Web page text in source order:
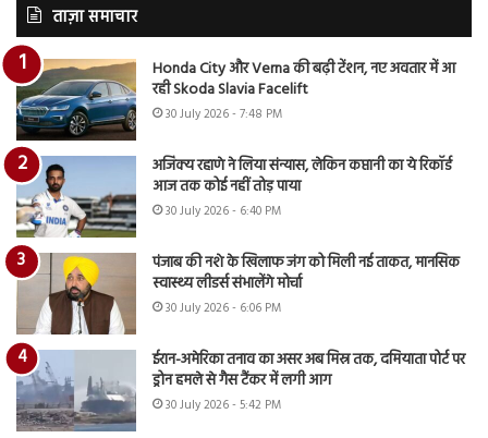
ताज़ा समाचार
Honda City और Verna की बढ़ी टेंशन, नए अवतार में आ
रही Skoda Slavia Facelift
30 July 2026 - 7:48 PM
अजिंक्य रहाणे ने लिया संन्यास, लेकिन कप्तानी का ये रिकॉर्ड
आज तक कोई नहीं तोड़ पाया
30 July 2026 - 6:40 PM
पंजाब की नशे के खिलाफ जंग को मिली नई ताकत, मानसिक
स्वास्थ्य लीडर्स संभालेंगे मोर्चा
30 July 2026 - 6:06 PM
ईरान-अमेरिका तनाव का असर अब मिस्र तक, दमियाता पोर्ट पर
ड्रोन हमले से गैस टैंकर में लगी आग
30 July 2026 - 5:42 PM